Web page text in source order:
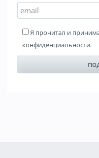
Я прочитал и
конфиденциальности.